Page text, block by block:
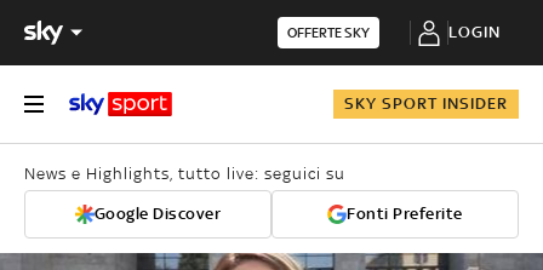
OFFERTE SKY LOGIN
SKY SPORT INSIDER
News e Highlights, tutto live: seguici su
Google Discover Fonti Preferite